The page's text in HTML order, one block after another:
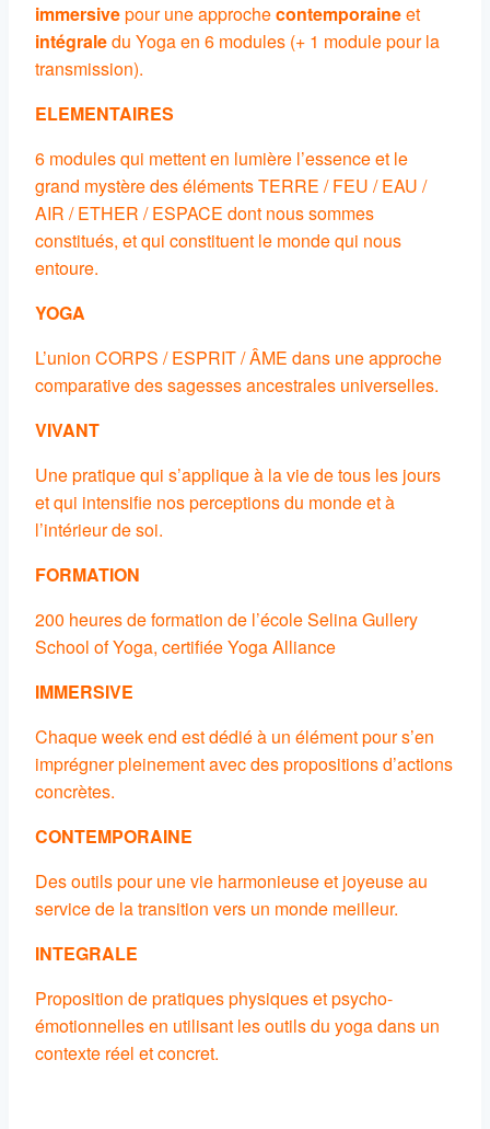
immersivepour une approchecontemporaineet
intégraledu Yoga en 6 modules (+ 1 module pour la
transmission).
ELEMENTAIRES
6 modules qui mettent en lumière l’essence et le
grand mystère des éléments TERRE / FEU / EAU /
AIR / ETHER / ESPACE dont nous sommes
constitués, et qui constituent le monde qui nous
entoure.
YOGA
L’union CORPS / ESPRIT / ÂME dans une approche
comparative des sagesses ancestrales universelles.
VIVANT
Une pratique qui s’applique à la vie de tous les jours
et qui intensifie nos perceptions du monde et à
l’intérieur de soi.
FORMATION
200 heures de formation de l’école Selina Gullery
School of Yoga, certifiée Yoga Alliance
IMMERSIVE
Chaque week end est dédié à un élément pour s’en
imprégner pleinement avec des propositions d’actions
concrètes.
CONTEMPORAINE
Des outils pour une vie harmonieuse et joyeuse au
service de la transition vers un monde meilleur.
INTEGRALE
Proposition de pratiques physiques et psycho-
émotionnelles en utilisant les outils du yoga dans un
contexte réel et concret.